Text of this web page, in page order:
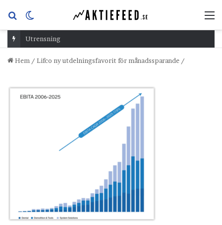
Sök
efterskin
Utrensning
Hem / Lifco ny utdelningsfavorit för månadssparande /